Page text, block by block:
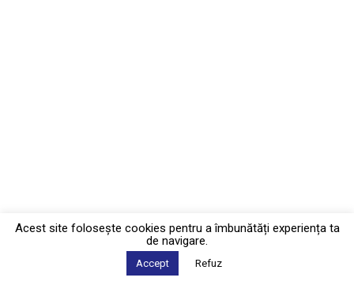
Acest site foloseşte cookies pentru a îmbunătăți experiența ta
de navigare.
Accept Refuz